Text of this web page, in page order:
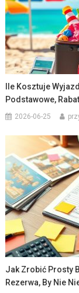
Ile Kosztuje
Podstawowe,
2026-06-25
Jak Zrobić Prosty
Rezerwa, By Nie